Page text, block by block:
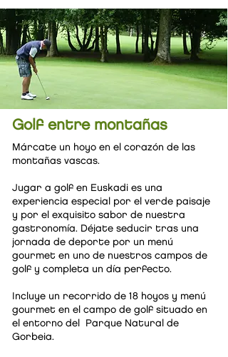
Golf entre montañas
Márcate un hoyo en el corazón de las
montañas vascas.
Jugar a golf en Euskadi es una
experiencia especial por el verde paisaje
y por el exquisito sabor de nuestra
gastronomía. Déjate seducir tras una
jornada de deporte por un menú
gourmet en uno de nuestros campos de
golf y completa un día perfecto.
Incluye un recorrido de 18 hoyos y menú
gourmet en el campo de golf situado en
el entorno del Parque Natural de
Gorbeia.